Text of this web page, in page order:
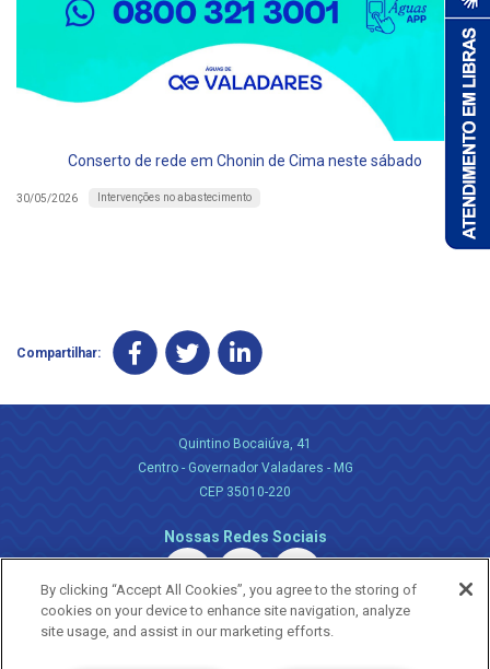
Conserto de rede em Chonin de Cima neste sábado
30/05/2026 Intervenções no abastecimento
Compartilhar:
Quintino Bocaiúva, 41
Centro - Governador Valadares - MG
CEP 35010-220
Nossas Redes Sociais
By clicking “Accept All Cookies”, you agree to the storing of
cookies on your device to enhance site navigation, analyze
site usage, and assist in our marketing efforts.